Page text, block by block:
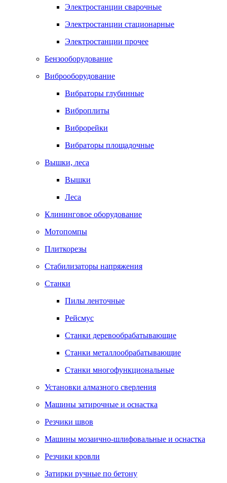
Электростанции сварочные
Электростанции стационарные
Электростанции прочее
Бензооборудование
Виброоборудование
Вибраторы глубинные
Виброплиты
Виброрейки
Вибраторы площадочные
Вышки, леса
Вышки
Леса
Клининговое оборудование
Мотопомпы
Плиткорезы
Стабилизаторы напряжения
Станки
Пилы ленточные
Рейсмус
Станки деревообрабатывающие
Станки металлообрабатывающие
Станки многофункциональные
Установки алмазного сверления
Машины затирочные и оснастка
Резчики швов
Машины мозаично-шлифовальные и оснастка
Резчики кровли
Затирки ручные по бетону